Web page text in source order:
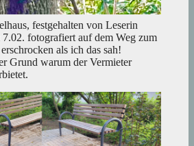
festgehalten von Leserin
fotografiert auf dem Weg zum
als ich das sah!
Grund warum der Vermieter